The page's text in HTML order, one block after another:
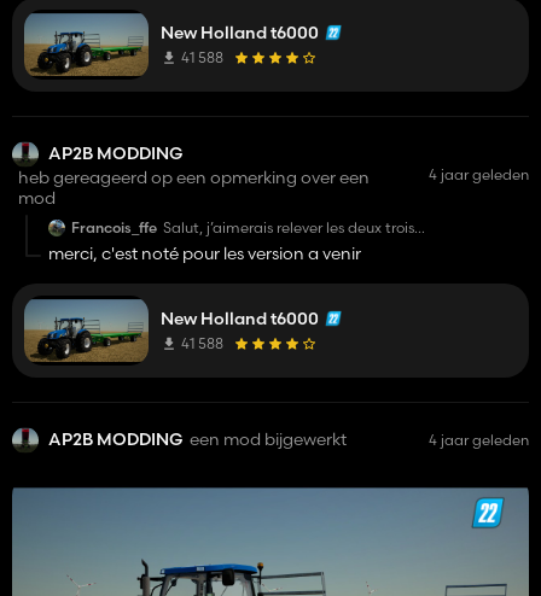
New Holland t6000
41 588
AP2B MODDING
heb gereageerd op een opmerking over een
mod
4 jaar geleden
Francois_ffe Salut, j’aimerais relever les deux trois
bug/manquement du tracteur pour qu’il puisse être
amélioré dans le futur. Tout d’abord il est dommage
(compteur , joystick, accoudoir) et enfin j’ai un
problème avec les phares ( un seul feux de travail
arrière allumé le droit) sinon le mod reste vraiment
merci, c'est noté pour les version a venir
New Holland t6000
41 588
AP2B MODDING een mod bijgewerkt 4 jaar geleden